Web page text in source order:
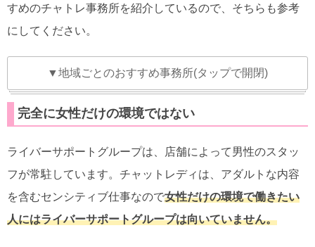
すめのチャトレ事務所を紹介しているので、そちらも参考
にしてください。
▼地域ごとのおすすめ事務所(タップで開閉)
完全に女性だけの環境ではない
ライバーサポートグループは、店舗によって男性のスタッ
フが常駐しています。チャットレディは、アダルトな内容
を含むセンシティブ仕事なので女性だけの環境で働きたい
人にはライバーサポートグループは向いていません。